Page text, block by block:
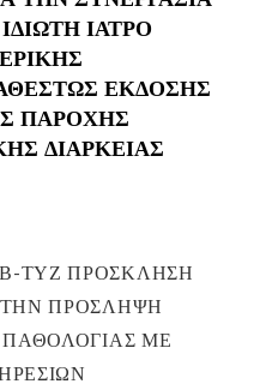
ΙΑΤΡΟ
ΕΚΔΟΣΗΣ
ΠΑΡΟΧΗΣ
ΔΙΑΡΚΕΙΑΣ
ΤΥΖ ΠΡΟΣΚΛΗΣΗ
ΤΗΝ ΠΡΟΣΛΗΨΗ
ΠΑΘΟΛΟΓΙΑΣ ΜΕ